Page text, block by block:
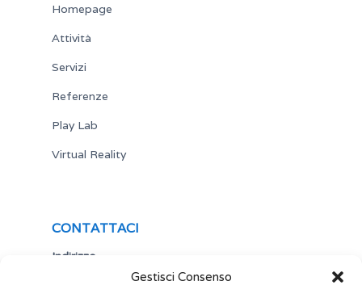
Gestisci Consenso
Homepage
Attività
Servizi
Referenze
Play Lab
Virtual Reality
CONTATTACI
Indirizzo
Via Antonio Gramsci,19